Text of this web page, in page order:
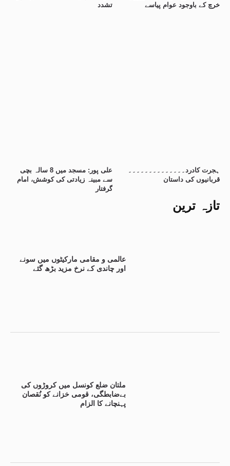
تازہ ترین
عالمی و مقامی مارکیٹوں میں سونے
اور چاندی کے نرخ مزید بڑھ گئے
ملتان ضلع کونسل میں کروڑوں کی
بےضابطگی، قومی خزانے کو نُقصان
پہنچانے کا الزام
تشدد
خرچ کے باوجود عوام پیاسے
علی پور: مسجد میں 8 سالہ بچی
سے مبینہ زیادتی کی کوشش، امام
گرفتار
ہجرت کادرد۔۔۔۔۔۔۔۔۔۔۔۔۔۔
قربانیوں کی داستان